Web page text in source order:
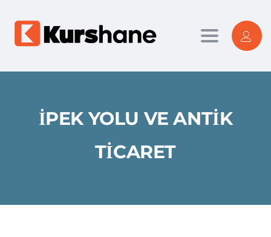
Toggle
İPEK YOLU VE ANTIK
TICARET